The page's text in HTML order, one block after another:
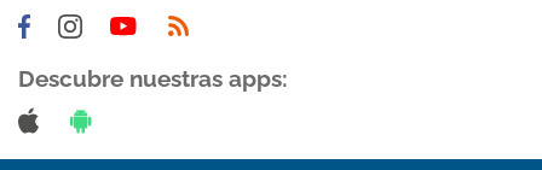
Descubre nuestras apps: